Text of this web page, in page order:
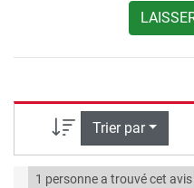
Trier par
1 personne a trouvé cet